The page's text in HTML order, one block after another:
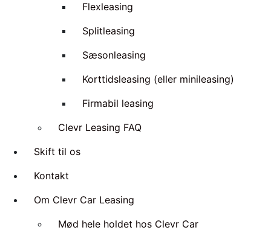
Flexleasing
Splitleasing
Sæsonleasing
Korttidsleasing (eller minileasing)
Firmabil leasing
Clevr Leasing FAQ
Skift til os
Kontakt
Om Clevr Car Leasing
Mød hele holdet hos Clevr Car